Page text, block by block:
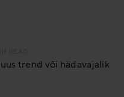
trend või hädavajalik